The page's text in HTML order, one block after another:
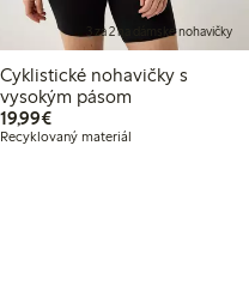
3 za 2 na dámske nohavičky
Cyklistické nohavičky s
vysokým pásom
19,99€19,99 €
Recyklovaný materiál